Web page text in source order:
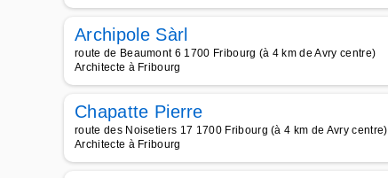
Archipole Sàrl
route de Beaumont 6 1700 Fribourg (à 4 km de Avry centre)
Architecte à Fribourg
Chapatte Pierre
route des Noisetiers 17 1700 Fribourg (à 4 km de Avry centre)
Architecte à Fribourg